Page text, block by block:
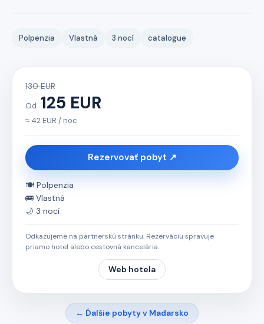
Polpenzia Vlastná 3 nocí catalogue
130 EUR
Od 125 EUR
≈ 42 EUR / noc
Rezervovať pobyt ↗
🍽️ Polpenzia
🚌 Vlastná
🌙 3 nocí
Odkazujeme na partnerskú stránku. Rezerváciu spravuje
priamo hotel alebo cestovná kancelária.
Web hotela
← Ďalšie pobyty v Madarsko